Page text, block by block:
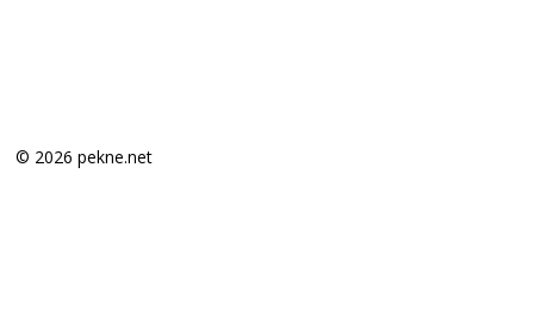
© 2026 pekne.net